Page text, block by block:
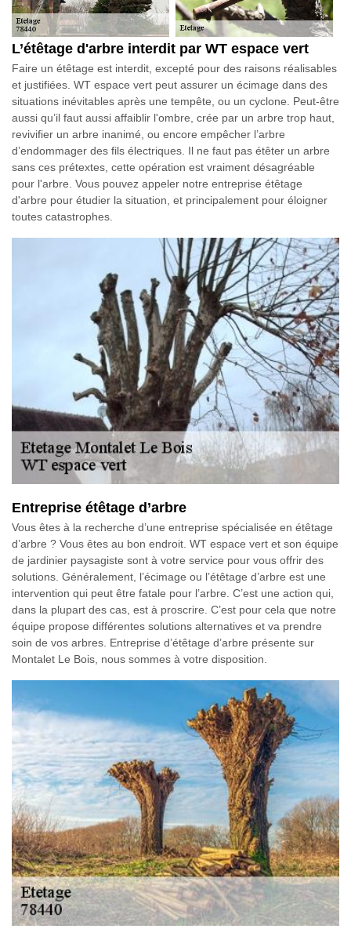
L’étêtage d'arbre interdit par WT espace vert
Faire un étêtage est interdit, excepté pour des raisons réalisables
et justifiées. WT espace vert peut assurer un écimage dans des
situations inévitables après une tempête, ou un cyclone. Peut-être
aussi qu’il faut aussi affaiblir l'ombre, crée par un arbre trop haut,
revivifier un arbre inanimé, ou encore empêcher l’arbre
d’endommager des fils électriques. Il ne faut pas étêter un arbre
sans ces prétextes, cette opération est vraiment désagréable
pour l'arbre. Vous pouvez appeler notre entreprise étêtage
d'arbre pour étudier la situation, et principalement pour éloigner
toutes catastrophes.
Entreprise étêtage d’arbre
Vous êtes à la recherche d’une entreprise spécialisée en étêtage
d’arbre ? Vous êtes au bon endroit. WT espace vert et son équipe
de jardinier paysagiste sont à votre service pour vous offrir des
solutions. Généralement, l’écimage ou l’étêtage d’arbre est une
intervention qui peut être fatale pour l’arbre. C’est une action qui,
dans la plupart des cas, est à proscrire. C’est pour cela que notre
équipe propose différentes solutions alternatives et va prendre
soin de vos arbres. Entreprise d’étêtage d’arbre présente sur
Montalet Le Bois, nous sommes à votre disposition.